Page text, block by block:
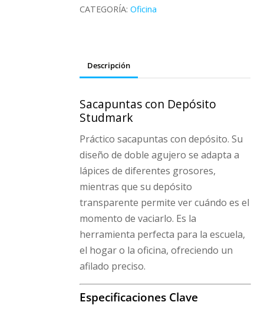
CATEGORÍA:Oficina
Descripción
Sacapuntas con Depósito
Studmark
Práctico sacapuntas con depósito. Su
diseño de doble agujero se adapta a
lápices de diferentes grosores,
mientras que su depósito
transparente permite ver cuándo es el
momento de vaciarlo. Es la
herramienta perfecta para la escuela,
el hogar o la oficina, ofreciendo un
afilado preciso.
Especificaciones Clave